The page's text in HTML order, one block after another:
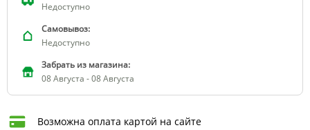
Недоступно
Самовывоз:
Недоступно
Забрать из магазина:
08 Августа - 08 Августа
Возможна оплата картой на сайте